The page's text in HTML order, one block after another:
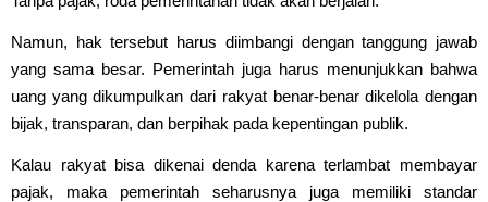
Namun, hak tersebut harus diimbangi dengan tanggung jawab
yang sama besar. Pemerintah juga harus menunjukkan bahwa
uang yang dikumpulkan dari rakyat benar-benar dikelola dengan
bijak, transparan, dan berpihak pada kepentingan publik.
Kalau rakyat bisa dikenai denda karena terlambat membayar
pajak, maka pemerintah seharusnya juga memiliki standar